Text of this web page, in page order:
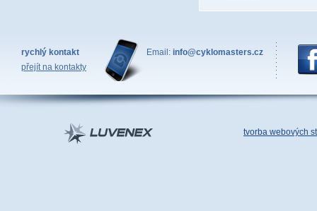
rychlý kontakt
přejít na kontakty
Email: info@cyklomasters.cz
tvorba webových